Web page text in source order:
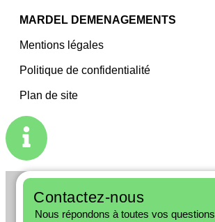
MARDEL DEMENAGEMENTS
Mentions légales
Politique de confidentialité
Plan de site
Contactez-nous
Nous répondons à toutes vos questions